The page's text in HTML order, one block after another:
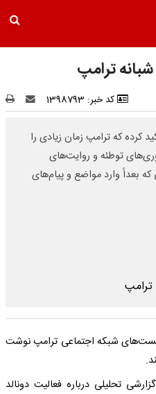
ترامپ
کد خبر: 1398793
کرده که ترامپ زمان زیادی را
توطئه و روایت‌های
بعداً وارد مواضع و پیام‌های
پست‌های شبکه اجتماعی ترامپ نوشت
تحلیلی درباره فعالیت دونالد